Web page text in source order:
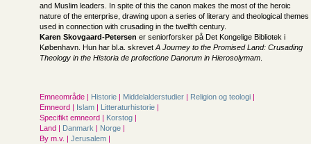
and Muslim leaders. In spite of this the canon makes the most of the heroic
nature of the enterprise, drawing upon a series of literary and theological themes
used in connection with crusading in the twelfth century.
Karen Skovgaard-Petersen er seniorforsker på Det Kongelige Bibliotek i
København. Hun har bl.a. skrevet A Journey to the Promised Land: Crusading
Theology in the Historia de profectione Danorum in Hierosolymam
Emneområde | Historie | Middelalderstudier | Religion og teologi |
Emneord | Islam | Litteraturhistorie |
Specifikt emneord | Korstog |
Land | Danmark | Norge |
By m.v. | Jerusalem |